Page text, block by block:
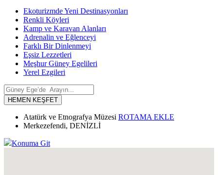
Ekoturizmde Yeni Destinasyonları
Renkli Köyleri
Kamp ve Karavan Alanları
Adrenalin ve Eğlenceyi
Farklı Bir Dinlenmeyi
Eşsiz Lezzetleri
Meşhur Güney Egelileri
Yerel Ezgileri
HEMEN KEŞFET
Atatürk ve Etnografya Müzesi ROTAMA EKLE
Merkezefendi, DENİZLİ
Konuma Git